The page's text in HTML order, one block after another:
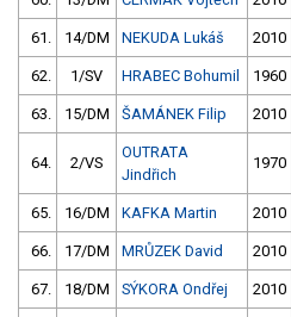
61. 14/DM NEKUDA Lukáš 2010
62. 1/SV HRABEC Bohumil 1960
63. 15/DM ŠAMÁNEK Filip 2010
64. 2/VS
OUTRATA
Jindřich
1970
65. 16/DM KAFKA Martin 2010
66. 17/DM MRŮZEK David 2010
67. 18/DM SÝKORA Ondřej 2010